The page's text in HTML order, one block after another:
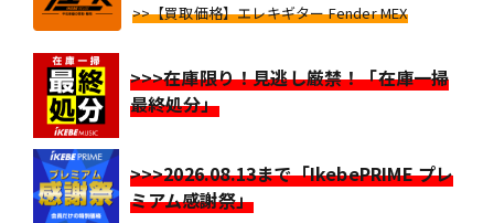
>>【買取価格】エレキギター Fender MEX
>>>在庫限り！見逃し厳禁！「在庫一掃
最終処分」
>>>2026.08.13まで「IkebePRIME プレ
ミアム感謝祭」